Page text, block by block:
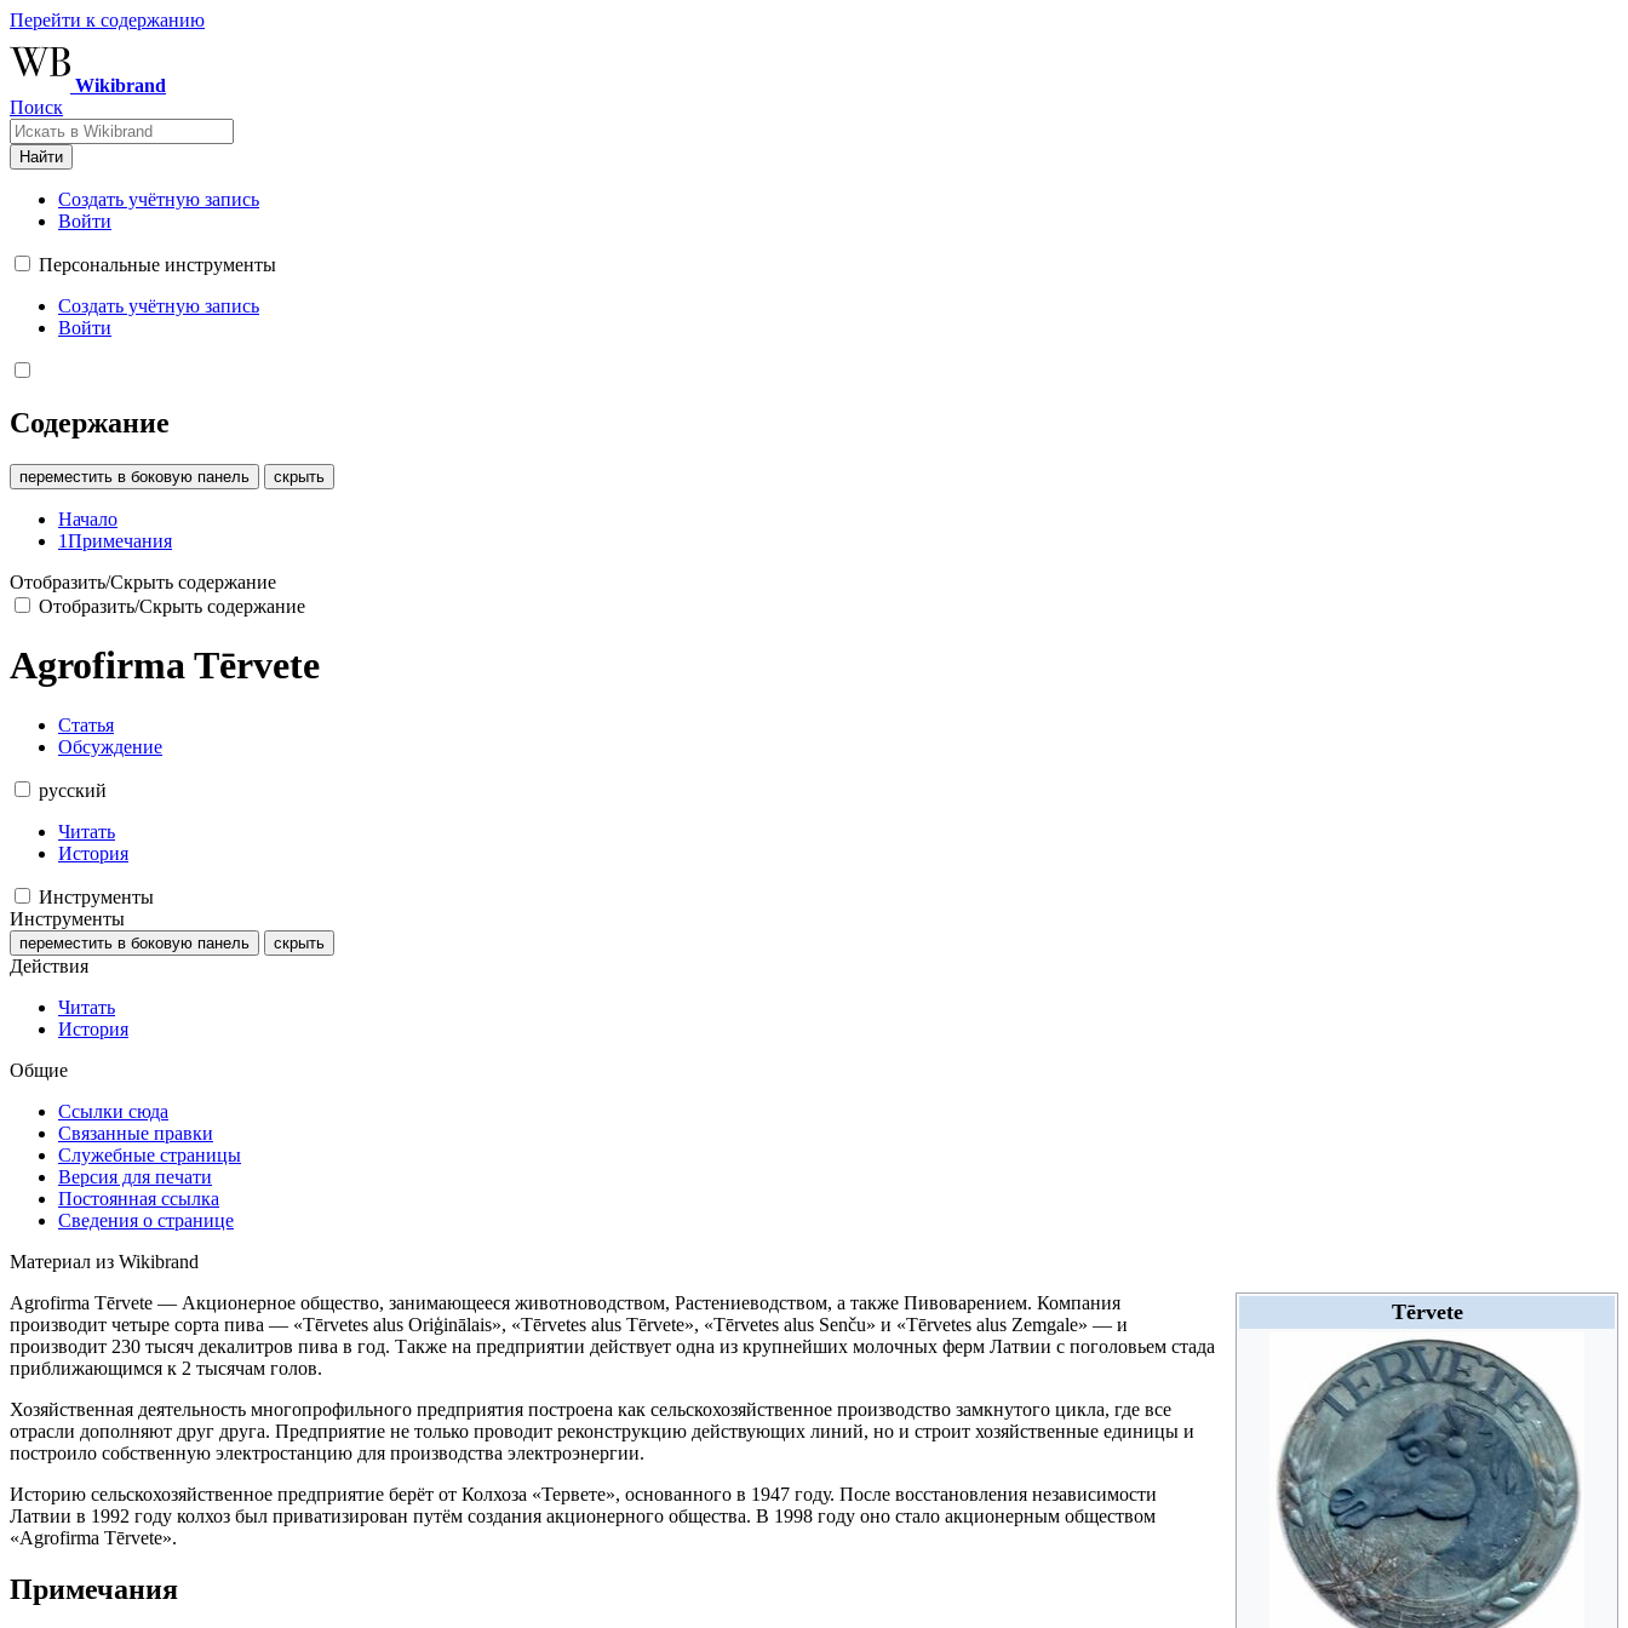
Перейти к содержанию
Wikibrand
Поиск
Найти
Создать учётную запись
Войти
Персональные инструменты
Создать учётную запись
Войти
Содержание
переместить в боковую панель скрыть
Начало
1Примечания
Отобразить/Скрыть содержание
Отобразить/Скрыть содержание
Agrofirma Tērvete
Статья
Обсуждение
русский
Читать
История
Инструменты
Инструменты
переместить в боковую панель скрыть
Действия
Читать
История
Общие
Ссылки сюда
Связанные правки
Служебные страницы
Версия для печати
Постоянная ссылка
Сведения о странице
Материал из Wikibrand
Tērvete
Agrofirma Tērvete — Акционерное общество, занимающееся животноводством, Растениеводством, а также Пивоварением. Компания
производит четыре сорта пива — «Tērvetes alus Oriģinālais», «Tērvetes alus Tērvete», «Tērvetes alus Senču» и «Tērvetes alus Zemgale» — и
производит 230 тысяч декалитров пива в год. Также на предприятии действует одна из крупнейших молочных ферм Латвии с поголовьем стада
приближающимся к 2 тысячам голов.
Хозяйственная деятельность многопрофильного предприятия построена как сельскохозяйственное производство замкнутого цикла, где все
отрасли дополняют друг друга. Предприятие не только проводит реконструкцию действующих линий, но и строит хозяйственные единицы и
построило собственную электростанцию для производства электроэнергии.
Историю сельскохозяйственное предприятие берёт от Колхоза «Тервете», основанного в 1947 году. После восстановления независимости
Латвии в 1992 году колхоз был приватизирован путём создания акционерного общества. В 1998 году оно стало акционерным обществом
«Agrofirma Tērvete».
Примечания